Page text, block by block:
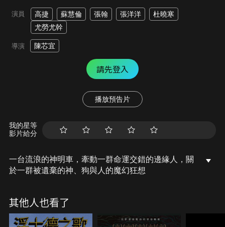
演員 高捷 蘇慧倫 張翰 張洋洋
杜曉寒
尤勞尤幹
導演 陳芯宜
請先登入
播放預告片
我的星等
影片給分
一台流浪的神明車，牽動一群命運交錯的邊緣人，關
於一群被遺棄的神、狗與人的魔幻狂想
其他人也看了